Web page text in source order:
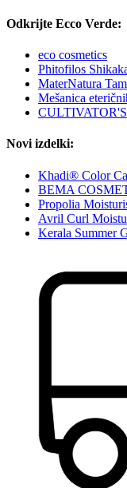
Odkrijte Ecco Verde:
eco cosmetics
Phitofilos
MaterNatura
Mešanica
Novi izdelki:
Khadi® Color
BEMA
Propolia
Avril Curl
Kerala Summer